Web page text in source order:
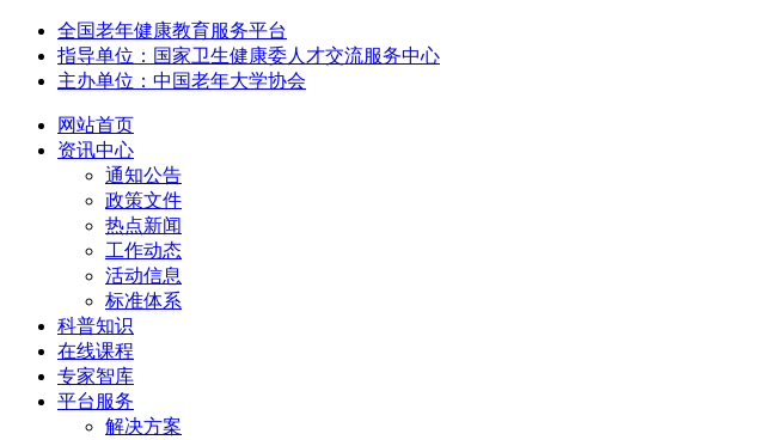
全国老年健康教育服务平台
指导单位：国家卫生健康委人才交流服务中心
主办单位：中国老年大学协会
网站首页
资讯中心
通知公告
政策文件
热点新闻
工作动态
活动信息
标准体系
科普知识
在线课程
专家智库
平台服务
解决方案